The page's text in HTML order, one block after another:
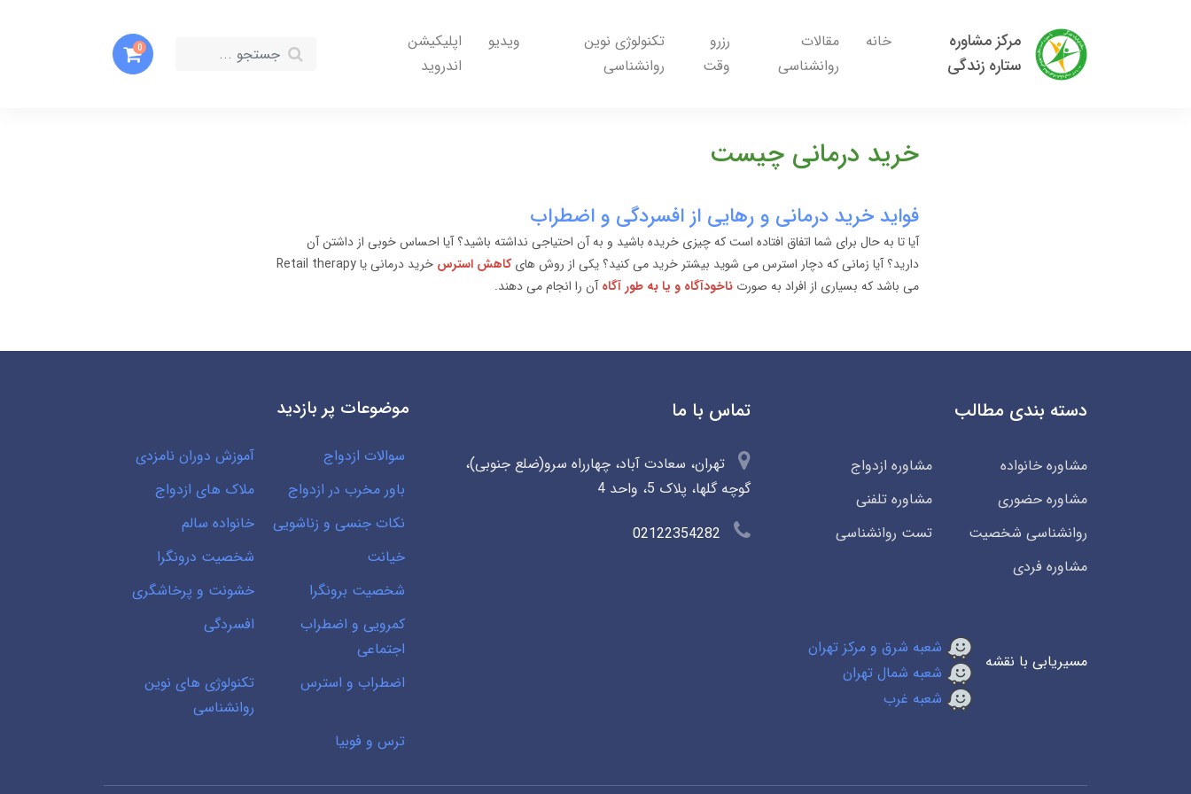
مرکز مشاوره
ستاره زندگی
خانه
مقالات
روانشناسی
رزرو
وقت
تکنولوژی نوین
روانشناسی
ویدیو
اپلیکیشن
اندروید
0
خرید درمانی چیست
فواید خرید درمانی و رهایی از افسردگی و اضطراب
آیا تا به حال برای شما اتفاق افتاده است که چیزی خریده باشید و به آن احتیاجی نداشته باشید؟ آیا احساس خوبی از داشتن آن
دارید؟ آیا زمانی که دچار استرس می شوید بیشتر خرید می کنید؟ یکی از روش هایکاهش استرس
خرید درمانی یا Retail therapy
می باشد که بسیاری از افراد به صورت ناخودآگاه و یا به طور آگاهآن را انجام می دهند.
دسته بندی مطالب
مشاوره خانواده
مشاوره ازدواج
مشاوره حضوری
مشاوره تلفنی
روانشناسی شخصیت
تست روانشناسی
مشاوره فردی
مسیریابی با نقشه
شعبه شرق و مرکز تهران
شعبه شمال تهران
شعبه غرب
تماس با ما
تهران، سعادت آباد، چهارراه سرو(ضلع جنوبی)،
گوچه گلها، پلاک 5، واحد 4
02122354282
موضوعات پر بازدید
سوالات ازدواج
آموزش دوران نامزدی
باور مخرب در ازدواج
ملاک های ازدواج
نکات جنسی و زناشویی
خانواده سالم
خیانت
شخصیت درونگرا
شخصیت برونگرا
خشونت و پرخاشگری
کمرویی و اضطراب
اجتماعی
افسردگی
اضطراب و استرس
تکنولوژی های نوین
روانشناسی
ترس و فوبیا